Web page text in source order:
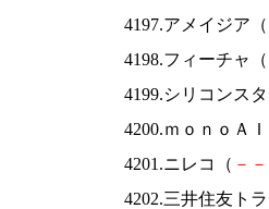
4197.アメイジア（
4198.フィーチャ（
4199.シリコンス
4200.ｍｏｎｏＡ
4201.ニレコ（ － －
4202.三井住友ト